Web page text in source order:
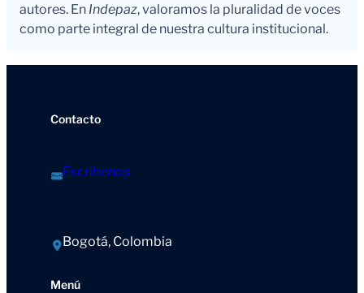
autores. En Indepaz, valoramos la pluralidad de voces
como parte integral de nuestra cultura institucional.
Contacto
Escríbenos
Bogotá, Colombia
Menú